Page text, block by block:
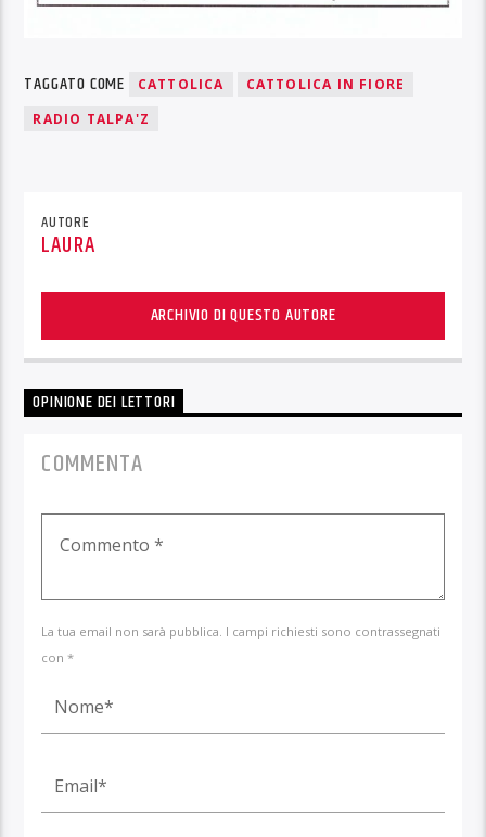
TAGGATO COME CATTOLICA
CATTOLICA IN FIORE
RADIO TALPA'Z
AUTORE
LAURA
ARCHIVIO DI QUESTO AUTORE
OPINIONE DEI LETTORI
COMMENTA
La tua email non sarà pubblica. I campi richiesti sono contrassegnati
con *